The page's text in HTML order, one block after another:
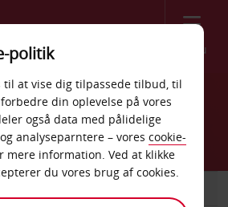
Menu
politik
til at vise dig tilpassede tilbud, til
din oplevelse på vores
også data med pålidelige
analyseparntere – vores cookie-
mere information. Ved at klikke
du vores brug af cookies.